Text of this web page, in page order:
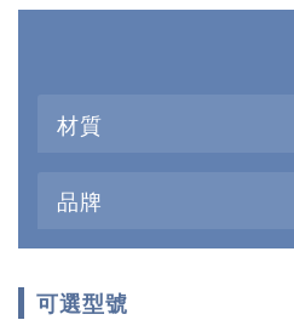
材質
品牌
可選型號